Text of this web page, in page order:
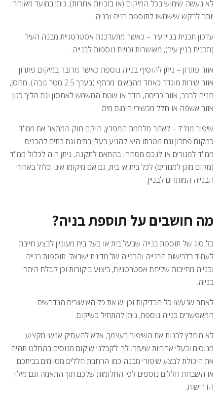
לא נעשה שימוש בכל המיקום (או בזכויות אחרות), ניתן במועד מאוחר
יותר לבקש שישמשו לתוספת בניה ובניה.
עדכון תכנית בניין עיר – כאשר מתעדכנת אסטרטגיית מבנה העיר
(תכנית בניין עיר), מאושרות זכויות נוספות לבנייה.
אזור פתרון – ניתן להוסיף בנייה נוספת כאשר מדובר במיקום פתרון.
אזור שירות מוגדר כאחד מהבאים: מרתף (בערך 2.5 מטר גובה), מחסן,
חניה לרכב, אזור כביסה, חדר או שטח המשמש לאחסון וגם הליך כגון
אזור אשפה או חלל מכשירי חימום מים.
שיפור ממ"ד – לאחר מלחמת המפרץ, הוקם חוק המתאר את ממ"ד
כמקום פתרון וגם מטרתו היא להניע בעלי בתים וגם בתים להכניס
ממ"ד למגורים או לנכס מסחרי. בהתאם לתקנה, ניתן היה לכלול ממ"ד
(מקום מוגן למגורים) לכל בית או בית, גם אם מיקומו אינו כלול באחוזי
הבנייה המותרים לבניין.
מה חושבים על תוספת בניה?
כל סוג של תוספת בנייה שבעל בית או בעל בית מעוניין לבצע חייבת
לעמוד בדרישות הבנייה והבנייה של מדינת ישראל. תוספות בנייה
ובנייה מחייבות שליחת אסטרטגיות, ביצוע ביקורות וכן קבלת היתרי
בנייה.
לאחר שנעשו כל הבדיקות וכן יש את כל האישורים הנדרשים
המאפשרים בנייה נוספת, ניתן להתחיל בשיקום.
לא מומלץ לבנות את השיפור בעצמך, אלא להעסיק אנשי מקצוע
מנוסים ובעלי אחריות שיעזרו לך. לקבלני שיקום מנוסים בהחלט תהיה
את היכולת לבצע שיפורי מבנה כמו הרחבת חללים מסוימים בביתכם
או השבחת חללים נוספים לפי החלומות שלכם תוך התאמה וגם מילוי
הדרישות.